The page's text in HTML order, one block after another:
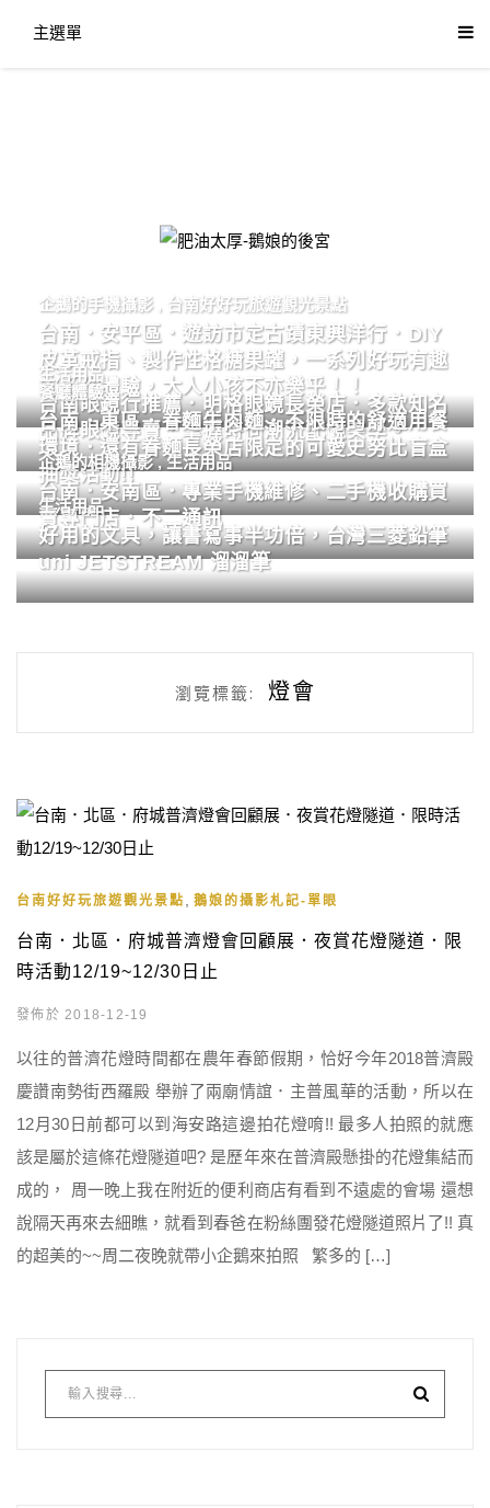
主選單
肥油太厚-鵝娘的後宮
企鵝的手機攝影 台南好好玩旅遊觀光景點
台南．安平區．遊訪市定古蹟東興洋行．DIY
皮革戒指、製作性格糖果罐，一系列好玩有趣
的手作體驗，大人小孩不亦樂乎！！
生活用品
台南眼鏡行推薦．明格眼鏡長榮店．多款知名
品牌眼鏡專賣．掌握時尚潮流配鏡美學。
餐廳體驗
台南．東區．眷麵牛肉麵．不限時的舒適用餐
環境．還有眷麵長榮店限定的可愛史努比盲盒
抽獎活動!!
企鵝的相機攝影,生活用品
台南．安南區．專業手機維修、二手機收購買
賣專門店．不二通訊
生活用品
好用的文具，讓書寫事半功倍，台灣三菱鉛筆
uni JETSTREAM 溜溜筆
瀏覽標籤: 燈會
台南好好玩旅遊觀光景點 鵝娘的攝影札記-單眼
台南．北區．府城普濟燈會回顧展．夜賞花燈隧道．限
時活動12/19~12/30日止
發佈於 2018-12-19
以往的普濟花燈時間都在農年春節假期，恰好今年2018普濟殿
慶讚南勢街西羅殿 舉辦了兩廟情誼．主普風華的活動，所以在
12月30日前都可以到海安路這邊拍花燈唷!! 最多人拍照的就應
該是屬於這條花燈隧道吧? 是歷年來在普濟殿懸掛的花燈集結而
成的， 周一晚上我在附近的便利商店有看到不遠處的會場 還想
說隔天再來去細瞧，就看到春爸在粉絲團發花燈隧道照片了!! 真
的超美的~~周二夜晚就帶小企鵝來拍照 繁多的 […]